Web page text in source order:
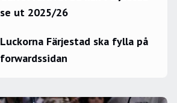
se ut 2025/26
Luckorna Färjestad ska fylla på
forwardssidan